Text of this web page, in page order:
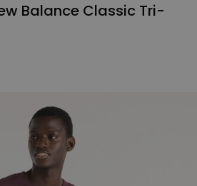
Balance Classic Tri-